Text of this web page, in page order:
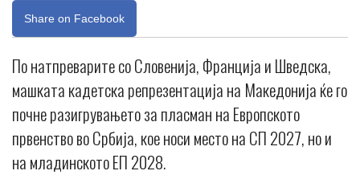
Share on Facebook
По натпреварите со Словенија, Франција и Шведска,
машката кадетска репрезентација на Македонија ќе го
почне разигрувањето за пласман на Европското
првенство во Србија, кое носи место на СП 2027, но и
на младинското ЕП 2028.